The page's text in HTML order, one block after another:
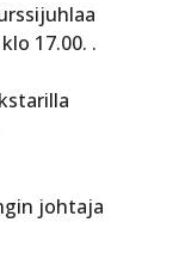
17.00. .
johtaja